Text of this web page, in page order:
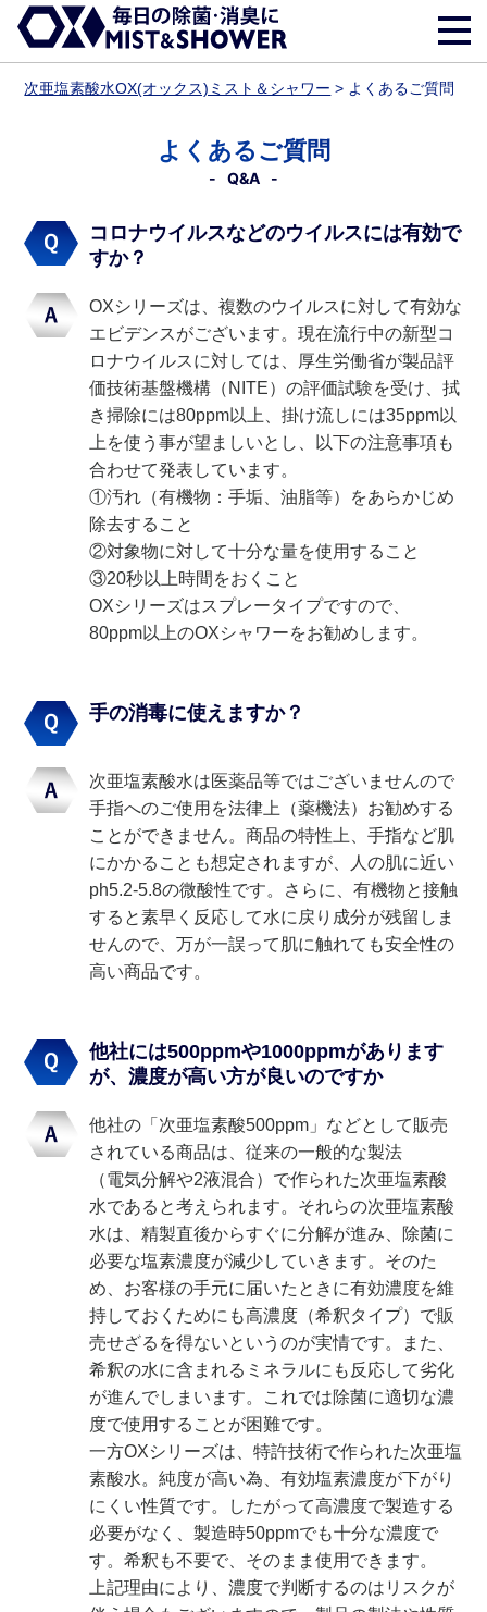
次亜塩素酸水OX(オックス)ミスト＆シャワー > よくあるご質問
よくあるご質問
Q&A
コロナウイルスなどのウイルスには有効で
すか？
OXシリーズは、複数のウイルスに対して有効な
エビデンスがございます。現在流行中の新型コ
ロナウイルスに対しては、厚生労働省が製品評
価技術基盤機構（NITE）の評価試験を受け、拭
き掃除には80ppm以上、掛け流しには35ppm以
上を使う事が望ましいとし、以下の注意事項も
合わせて発表しています。
①汚れ（有機物：手垢、油脂等）をあらかじめ
除去すること
②対象物に対して十分な量を使用すること
③20秒以上時間をおくこと
OXシリーズはスプレータイプですので、
80ppm以上のOXシャワーをお勧めします。
手の消毒に使えますか？
次亜塩素酸水は医薬品等ではございませんので
手指へのご使用を法律上（薬機法）お勧めする
ことができません。商品の特性上、手指など肌
にかかることも想定されますが、人の肌に近い
ph5.2-5.8の微酸性です。さらに、有機物と接触
すると素早く反応して水に戻り成分が残留しま
せんので、万が一誤って肌に触れても安全性の
高い商品です。
他社には500ppmや1000ppmがあります
が、濃度が高い方が良いのですか
他社の「次亜塩素酸500ppm」などとして販売
されている商品は、従来の一般的な製法
（電気分解や2液混合）で作られた次亜塩素酸
水であると考えられます。それらの次亜塩素酸
水は、精製直後からすぐに分解が進み、除菌に
必要な塩素濃度が減少していきます。そのた
め、お客様の手元に届いたときに有効濃度を維
持しておくためにも高濃度（希釈タイプ）で販
売せざるを得ないというのが実情です。また、
希釈の水に含まれるミネラルにも反応して劣化
が進んでしまいます。これでは除菌に適切な濃
度で使用することが困難です。
一方OXシリーズは、特許技術で作られた次亜塩
素酸水。純度が高い為、有効塩素濃度が下がり
にくい性質です。したがって高濃度で製造する
必要がなく、製造時50ppmでも十分な濃度で
す。希釈も不要で、そのまま使用できます。
上記理由により、濃度で判断するのはリスクが